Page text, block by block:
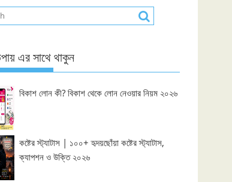
এর সাথে থাকুন
বিকাশ লোন কী? বিকাশ থেকে লোন নেওয়ার নিয়ম ২০২৬
কষ্টের স্ট্যাটাস | ১০০+ হৃদয়ছোঁয়া কষ্টের স্ট্যাটাস,
ক্যাপশন ও উক্তি ২০২৬